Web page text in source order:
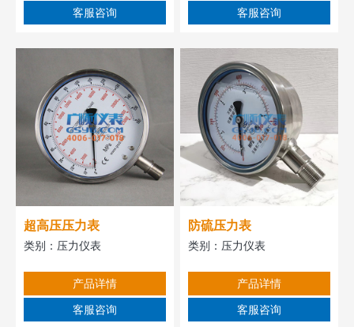
客服咨询 客服咨询
超高压压力表
类别： 压力仪表
产品详情
客服咨询
防硫压力表
类别： 压力仪表
产品详情
客服咨询